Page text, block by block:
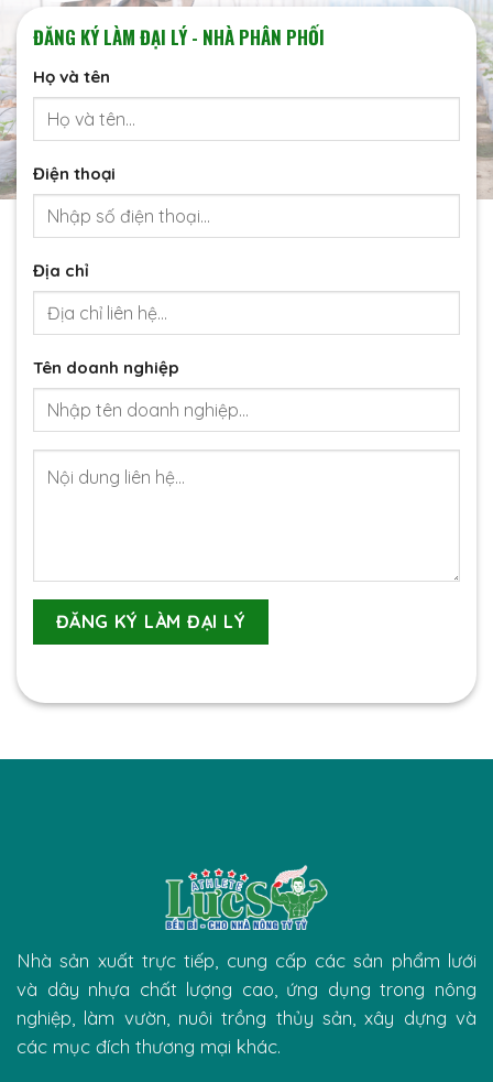
ĐĂNG KÝ LÀM ĐẠI LÝ - NHÀ PHÂN PHỐI
Họ và tên
Điện thoại
Địa chỉ
Tên doanh nghiệp
Nhà sản xuất trực tiếp, cung cấp các sản phẩm lưới
và dây nhựa chất lượng cao, ứng dụng trong nông
nghiệp, làm vườn, nuôi trồng thủy sản, xây dựng và
các mục đích thương mại khác.